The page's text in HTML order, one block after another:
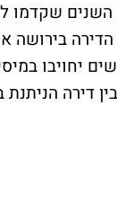
בירושה
יחויבו
דירה